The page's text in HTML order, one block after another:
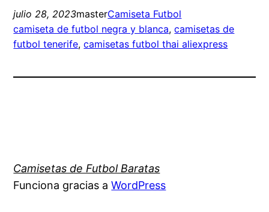
julio 28, 2023masterCamiseta Futbol
camiseta de futbol negra y blanca, camisetas de
futbol tenerife, camisetas futbol thai aliexpress
Camisetas de Futbol Baratas
Funciona gracias aWordPress